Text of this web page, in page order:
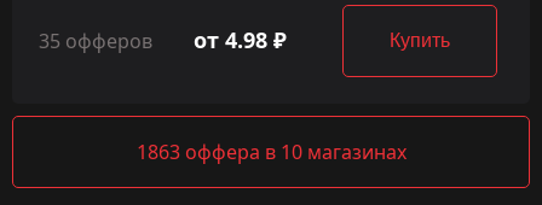
35 офферов от 4.98 ₽ Купить
1863 оффера в 10 магазинах